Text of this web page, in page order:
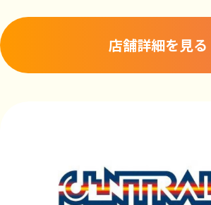
店舗詳細を見る